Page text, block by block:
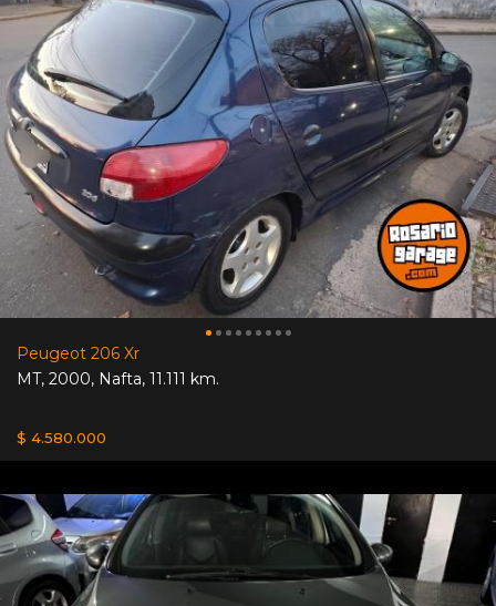
Peugeot 206 Xr
MT, 2000, Nafta, 11.111 km.
$ 4.580.000